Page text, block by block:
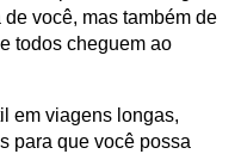
você, mas também de
todos cheguem ao
em viagens longas,
para que você possa